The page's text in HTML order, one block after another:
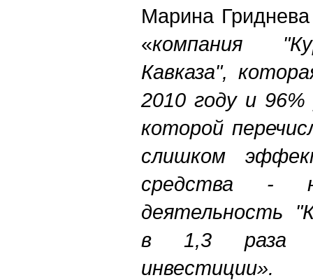
Марина
«компания
Кавказа",
2010 году и
которой
слишком
средства -
деятельность
в 1,3 раза
инвестиции».